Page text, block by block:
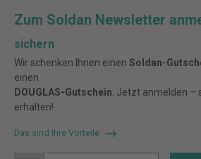
Zum Soldan Newsletter
sichern
Wir schenken Ihnen einen Soldan-
einen
DOUGLAS-Gutschein . Jetzt anmelden
erhalten!
Das sind Ihre Vorteile